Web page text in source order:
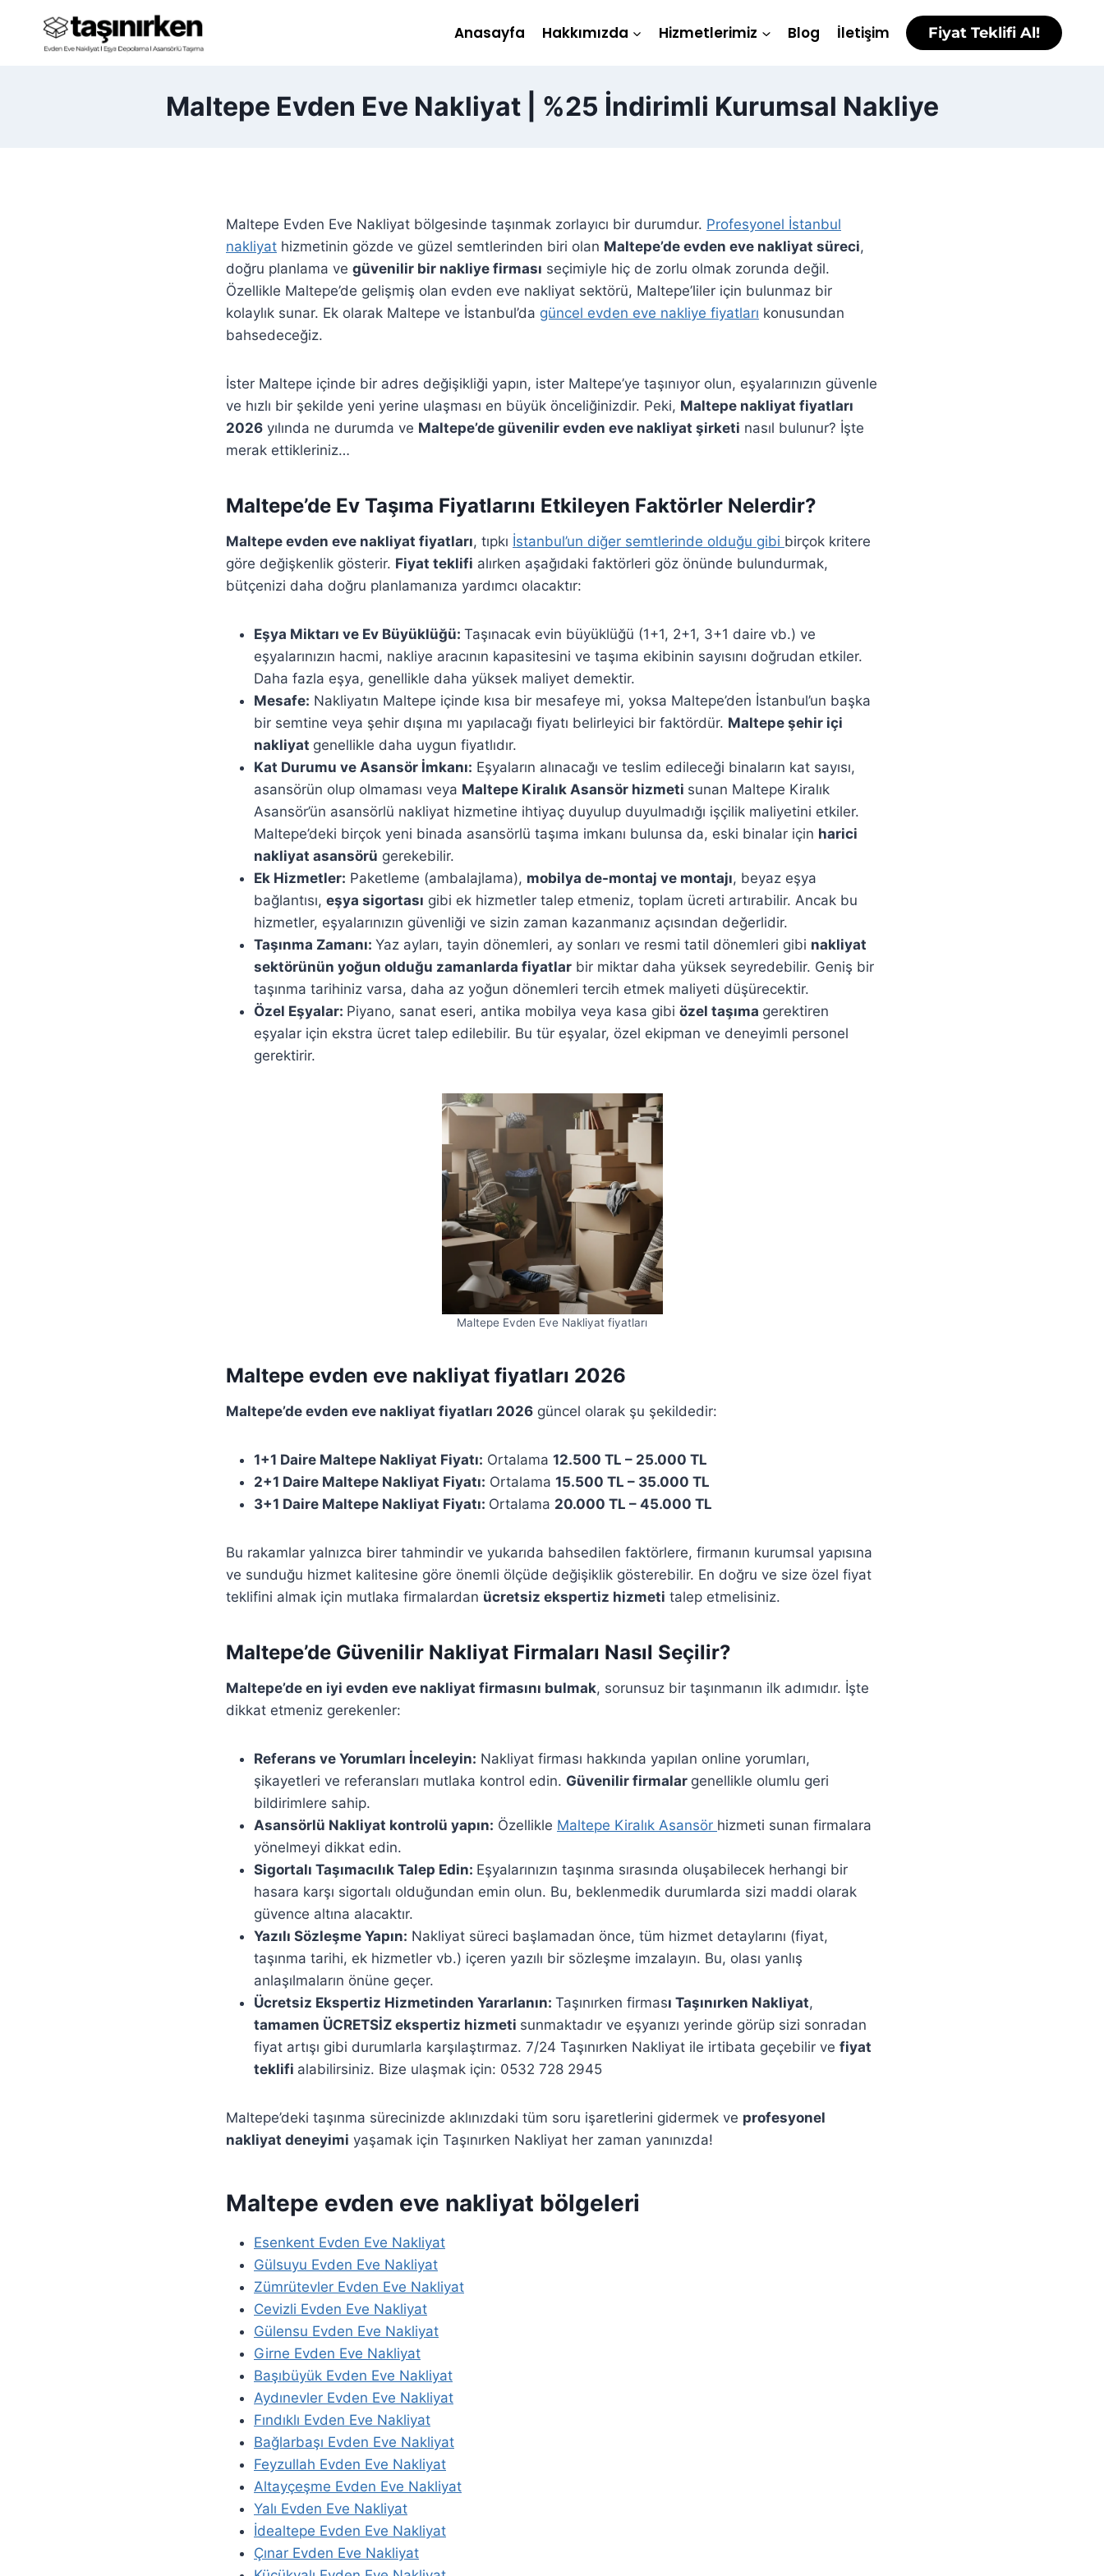
content
Anasayfa Hakkımızda Hizmetlerimiz Blog İletişim Fiyat Teklifi Al!
Maltepe Evden Eve Nakliyat | %25 İndirimli Kurumsal Nakliye
Maltepe Evden Eve Nakliyat bölgesinde taşınmak zorlayıcı bir durumdur. Profesyonel İstanbul
nakliyat hizmetinin gözde ve güzel semtlerinden biri olan Maltepe’de evden eve nakliyat süreci,
doğru planlama ve güvenilir bir nakliye firması seçimiyle hiç de zorlu olmak zorunda değil.
Özellikle Maltepe’de gelişmiş olan evden eve nakliyat sektörü, Maltepe’liler için bulunmaz bir
kolaylık sunar. Ek olarak Maltepe ve İstanbul’da güncel evden eve nakliye fiyatları konusundan
bahsedeceğiz.
İster Maltepe içinde bir adres değişikliği yapın, ister Maltepe’ye taşınıyor olun, eşyalarınızın güvenle
ve hızlı bir şekilde yeni yerine ulaşması en büyük önceliğinizdir. Peki, Maltepe nakliyat fiyatları
2026 yılında ne durumda ve Maltepe’de güvenilir evden eve nakliyat şirketi nasıl bulunur? İşte
merak ettikleriniz…
Maltepe’de Ev Taşıma Fiyatlarını Etkileyen Faktörler Nelerdir?
Maltepe evden eve nakliyat fiyatları, tıpkı İstanbul’un diğer semtlerinde olduğu gibi birçok kritere
göre değişkenlik gösterir. Fiyat teklifi alırken aşağıdaki faktörleri göz önünde bulundurmak,
bütçenizi daha doğru planlamanıza yardımcı olacaktır:
Eşya Miktarı ve Ev Büyüklüğü: Taşınacak evin büyüklüğü (1+1, 2+1, 3+1 daire vb.) ve
eşyalarınızın hacmi, nakliye aracının kapasitesini ve taşıma ekibinin sayısını doğrudan etkiler.
Daha fazla eşya, genellikle daha yüksek maliyet demektir.
Mesafe: Nakliyatın Maltepe içinde kısa bir mesafeye mi, yoksa Maltepe’den İstanbul’un başka
bir semtine veya şehir dışına mı yapılacağı fiyatı belirleyici bir faktördür. Maltepe şehir içi
nakliyat genellikle daha uygun fiyatlıdır.
Kat Durumu ve Asansör İmkanı: Eşyaların alınacağı ve teslim edileceği binaların kat sayısı,
asansörün olup olmaması veya Maltepe Kiralık Asansör hizmeti sunan Maltepe Kiralık
Asansör’ün asansörlü nakliyat hizmetine ihtiyaç duyulup duyulmadığı işçilik maliyetini etkiler.
Maltepe’deki birçok yeni binada asansörlü taşıma imkanı bulunsa da, eski binalar için harici
nakliyat asansörü gerekebilir.
Ek Hizmetler: Paketleme (ambalajlama), mobilya de-montaj ve montajı, beyaz eşya
bağlantısı, eşya sigortası gibi ek hizmetler talep etmeniz, toplam ücreti artırabilir. Ancak bu
hizmetler, eşyalarınızın güvenliği ve sizin zaman kazanmanız açısından değerlidir.
Taşınma Zamanı: Yaz ayları, tayin dönemleri, ay sonları ve resmi tatil dönemleri gibi nakliyat
sektörünün yoğun olduğu zamanlarda fiyatlar bir miktar daha yüksek seyredebilir. Geniş bir
taşınma tarihiniz varsa, daha az yoğun dönemleri tercih etmek maliyeti düşürecektir.
Özel Eşyalar: Piyano, sanat eseri, antika mobilya veya kasa gibi özel taşıma gerektiren
eşyalar için ekstra ücret talep edilebilir. Bu tür eşyalar, özel ekipman ve deneyimli personel
gerektirir.
Maltepe Evden Eve Nakliyat fiyatları
Maltepe evden eve nakliyat fiyatları 2026
Maltepe’de evden eve nakliyat fiyatları 2026 güncel olarak şu şekildedir:
1+1 Daire Maltepe Nakliyat Fiyatı: Ortalama 12.500 TL – 25.000 TL
2+1 Daire Maltepe Nakliyat Fiyatı: Ortalama 15.500 TL – 35.000 TL
3+1 Daire Maltepe Nakliyat Fiyatı: Ortalama 20.000 TL – 45.000 TL
Bu rakamlar yalnızca birer tahmindir ve yukarıda bahsedilen faktörlere, firmanın kurumsal yapısına
ve sunduğu hizmet kalitesine göre önemli ölçüde değişiklik gösterebilir. En doğru ve size özel fiyat
teklifini almak için mutlaka firmalardan ücretsiz ekspertiz hizmeti talep etmelisiniz.
Maltepe’de Güvenilir Nakliyat Firmaları Nasıl Seçilir?
Maltepe’de en iyi evden eve nakliyat firmasını bulmak, sorunsuz bir taşınmanın ilk adımıdır. İşte
dikkat etmeniz gerekenler:
Referans ve Yorumları İnceleyin: Nakliyat firması hakkında yapılan online yorumları,
şikayetleri ve referansları mutlaka kontrol edin. Güvenilir firmalar genellikle olumlu geri
bildirimlere sahip.
Asansörlü Nakliyat kontrolü yapın: Özellikle Maltepe Kiralık Asansör hizmeti sunan firmalara
yönelmeyi dikkat edin.
Sigortalı Taşımacılık Talep Edin: Eşyalarınızın taşınma sırasında oluşabilecek herhangi bir
hasara karşı sigortalı olduğundan emin olun. Bu, beklenmedik durumlarda sizi maddi olarak
güvence altına alacaktır.
Yazılı Sözleşme Yapın: Nakliyat süreci başlamadan önce, tüm hizmet detaylarını (fiyat,
taşınma tarihi, ek hizmetler vb.) içeren yazılı bir sözleşme imzalayın. Bu, olası yanlış
anlaşılmaların önüne geçer.
Ücretsiz Ekspertiz Hizmetinden Yararlanın: Taşınırken firması Taşınırken Nakliyat,
tamamen ÜCRETSİZ ekspertiz hizmeti sunmaktadır ve eşyanızı yerinde görüp sizi sonradan
fiyat artışı gibi durumlarla karşılaştırmaz. 7/24 Taşınırken Nakliyat ile irtibata geçebilir ve fiyat
teklifi alabilirsiniz. Bize ulaşmak için: 0532 728 2945
Maltepe’deki taşınma sürecinizde aklınızdaki tüm soru işaretlerini gidermek ve profesyonel
nakliyat deneyimi yaşamak için Taşınırken Nakliyat her zaman yanınızda!
Maltepe evden eve nakliyat bölgeleri
Esenkent Evden Eve Nakliyat
Gülsuyu Evden Eve Nakliyat
Zümrütevler Evden Eve Nakliyat
Cevizli Evden Eve Nakliyat
Gülensu Evden Eve Nakliyat
Girne Evden Eve Nakliyat
Başıbüyük Evden Eve Nakliyat
Aydınevler Evden Eve Nakliyat
Fındıklı Evden Eve Nakliyat
Bağlarbaşı Evden Eve Nakliyat
Feyzullah Evden Eve Nakliyat
Altayçeşme Evden Eve Nakliyat
Yalı Evden Eve Nakliyat
İdealtepe Evden Eve Nakliyat
Çınar Evden Eve Nakliyat